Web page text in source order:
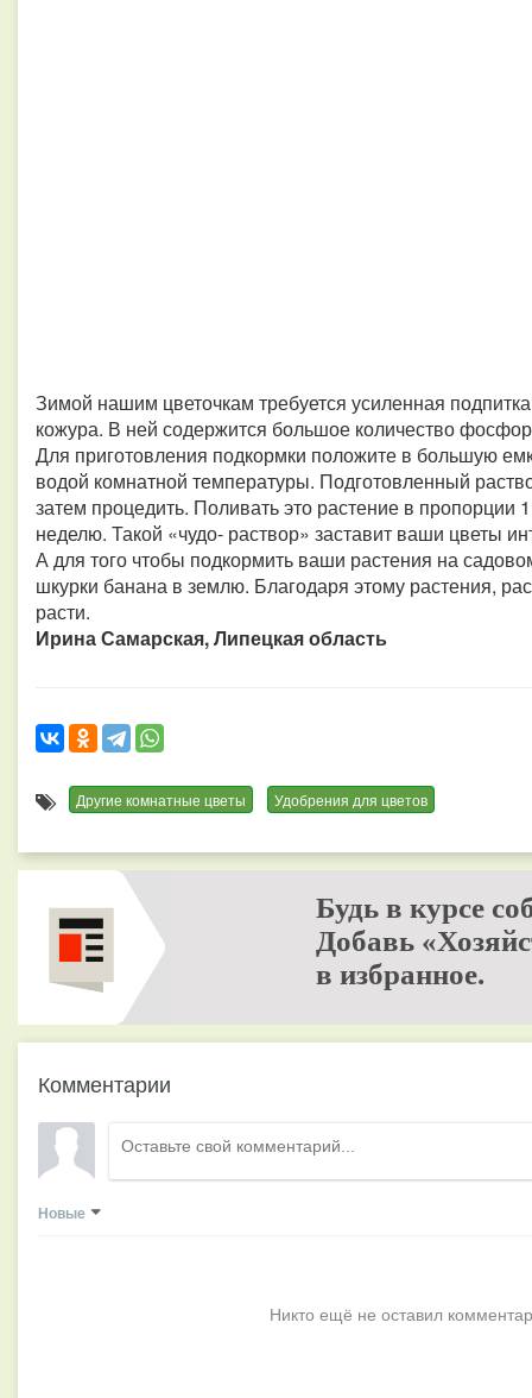
Зимой нашим цветочкам требуется усиленная
кожура. В ней содержится большое количество
Для приготовления подкормки положите в большую
водой комнатной температуры. Подготовленный
затем процедить. Поливать это растение в пропорции
неделю. Такой «чудо- раствор» заставит ваши цветы
А для того чтобы подкормить ваши растения на
шкурки банана в землю. Благодаря этому растения,
расти.
Ирина Самарская, Липецкая область
Другие комнатные цветы Удобрения для цветов
Будь в курсе
Добавь
в избранное.
Комментарии
Новые
Никто ещё не оставил